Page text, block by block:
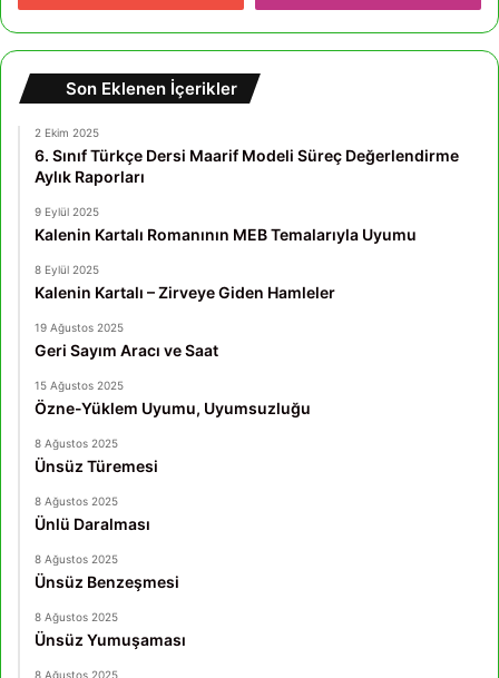
Son Eklenen İçerikler
2 Ekim 2025
6. Sınıf Türkçe Dersi Maarif Modeli Süreç Değerlendirme
Aylık Raporları
9 Eylül 2025
Kalenin Kartalı Romanının MEB Temalarıyla Uyumu
8 Eylül 2025
Kalenin Kartalı – Zirveye Giden Hamleler
19 Ağustos 2025
Geri Sayım Aracı ve Saat
15 Ağustos 2025
Özne-Yüklem Uyumu, Uyumsuzluğu
8 Ağustos 2025
Ünsüz Türemesi
8 Ağustos 2025
Ünlü Daralması
8 Ağustos 2025
Ünsüz Benzeşmesi
8 Ağustos 2025
Ünsüz Yumuşaması
8 Ağustos 2025